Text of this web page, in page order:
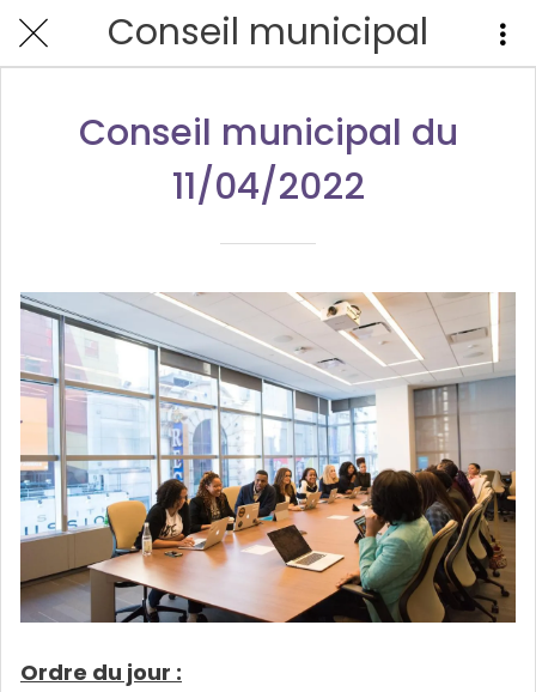
Conseil municipal
Conseil municipal du
11/04/2022
Ordre du jour :